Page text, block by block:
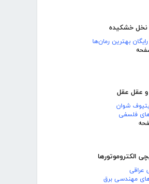
نخل خشکیده
رایگان بهترین رمان‌ها
و عقل عقل
شوان
فلسفی
الکتروموتورها
عراقى
مهندسی برق